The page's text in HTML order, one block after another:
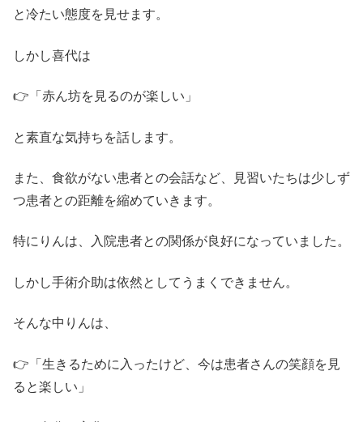
と冷たい態度を見せます。
しかし喜代は
👉「赤ん坊を見るのが楽しい」
と素直な気持ちを話します。
また、食欲がない患者との会話など、見習いたちは少しず
つ患者との距離を縮めていきます。
特にりんは、入院患者との関係が良好になっていました。
しかし手術介助は依然としてうまくできません。
そんな中りんは、
👉「生きるために入ったけど、今は患者さんの笑顔を見
ると楽しい」